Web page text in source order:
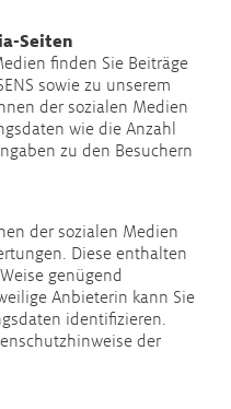
Seiten
finden Sie Beiträge
sowie zu unserem
der sozialen Medien
wie die Anzahl
zu den Besuchern
der sozialen Medien
Diese enthalten
genügend
Anbieterin kann Sie
identifizieren.
der